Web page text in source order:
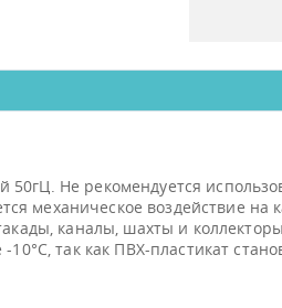
50гЦ. Не рекомендуется
механическое воздействие на
каналы, шахты и
так как ПВХ-пластикат